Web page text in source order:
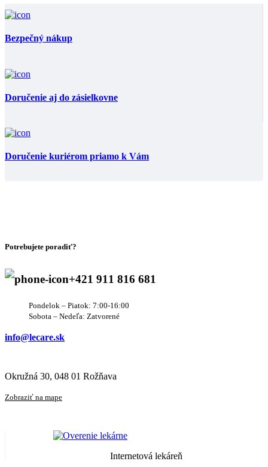
Bezpečný nákup
Doručenie aj do zásielkovne
Doručenie kuriérom priamo k Vám
Potrebujete poradiť?
+421 911 816 681
Pondelok – Piatok: 7:00-16:00
Sobota – Nedeľa: Zatvorené
info@lecare.sk
Okružná 30, 048 01 Rožňava
Zobraziť na mape
Internetová lekáreň